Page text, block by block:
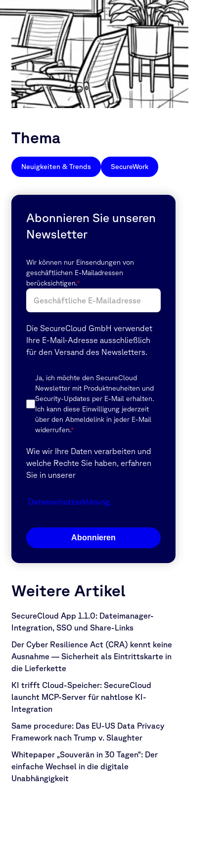
Thema
Neuigkeiten & Trends SecureWork
Abonnieren Sie unseren
Newsletter
Wir können nur Einsendungen von
geschäftlichen E-Mailadressen
berücksichtigen.*
Die SecureCloud GmbH verwendet
Ihre E-Mail-Adresse ausschließlich
für den Versand des Newsletters.
Ja, ich möchte den SecureCloud
Newsletter mit Produktneuheiten und
Security-Updates per E-Mail erhalten.
Ich kann diese Einwilligung jederzeit
über den Abmeldelink in jeder E-Mail
widerrufen.*
Wie wir Ihre Daten verarbeiten und
welche Rechte Sie haben, erfahren
Sie in unserer
Datenschutz­erklärung.
Abonnieren
Weitere Artikel
SecureCloud App 1.1.0: Dateimanager-
Integration, SSO und Share-Links
Der Cyber Resilience Act (CRA) kennt keine
Ausnahme — Sicherheit als Eintrittskarte in
die Lieferkette
KI trifft Cloud-Speicher: SecureCloud
launcht MCP-Server für nahtlose KI-
Integration
Same procedure: Das EU-US Data Privacy
Framework nach Trump v. Slaughter
Whitepaper „Souverän in 30 Tagen“: Der
einfache Wechsel in die digitale
Unabhängigkeit